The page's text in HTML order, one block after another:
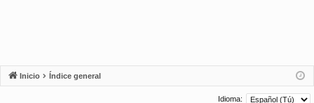
Inicio Índice general
Idioma: